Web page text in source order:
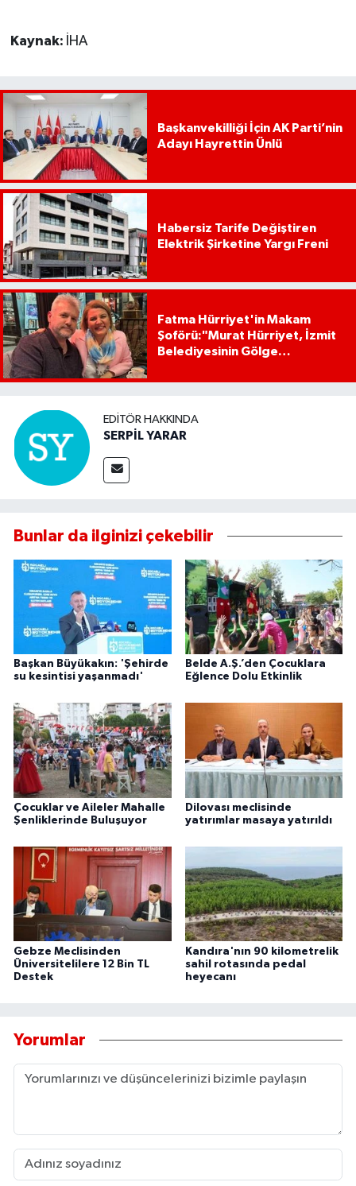
Kaynak: İHA
Başkanvekilliği İçin AK Parti’nin
Adayı Hayrettin Ünlü
Habersiz Tarife Değiştiren
Elektrik Şirketine Yargı Freni
Fatma Hürriyet'in Makam
Şoförü:"Murat Hürriyet, İzmit
Belediyesinin Gölge
EDITÖR HAKKINDA
SERPİL YARAR
Bunlar da ilginizi çekebilir
Başkan Büyükakın: 'Şehirde
su kesintisi yaşanmadı'
Belde A.Ş.’den Çocuklara
Eğlence Dolu Etkinlik
Çocuklar ve Aileler Mahalle
Şenliklerinde Buluşuyor
Dilovası meclisinde
yatırımlar masaya yatırıldı
Gebze Meclisinden
Üniversitelilere 12 Bin TL
Destek
Kandıra'nın 90 kilometrelik
sahil rotasında pedal
heyecanı
Yorumlar